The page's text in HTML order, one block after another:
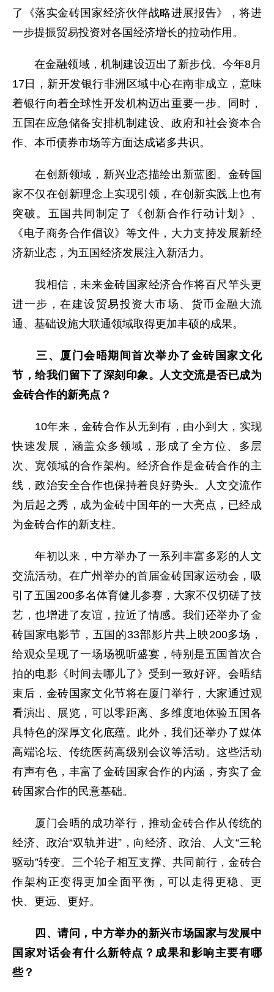
了《落实金砖国家经济伙伴战略进展报告》，将进
一步提振贸易投资对各国经济增长的拉动作用。
在金融领域，机制建设迈出了新步伐。今年8月
17日，新开发银行非洲区域中心在南非成立，意味
着银行向着全球性开发机构迈出重要一步。同时，
五国在应急储备安排机制建设、政府和社会资本合
作、本币债券市场等方面达成诸多共识。
在创新领域，新兴业态描绘出新蓝图。金砖国
家不仅在创新理念上实现引领，在创新实践上也有
突破。五国共同制定了《创新合作行动计划》、
《电子商务合作倡议》等文件，大力支持发展新经
济新业态，为五国经济发展注入新活力。
我相信，未来金砖国家经济合作将百尺竿头更
进一步，在建设贸易投资大市场、货币金融大流
通、基础设施大联通领域取得更加丰硕的成果。
三、厦门会晤期间首次举办了金砖国家文化
节，给我们留下了深刻印象。人文交流是否已成为
金砖合作的新亮点？
10年来，金砖合作从无到有，由小到大，实现
快速发展，涵盖众多领域，形成了全方位、多层
次、宽领域的合作架构。经济合作是金砖合作的主
线，政治安全合作也保持着良好势头。人文交流作
为后起之秀，成为金砖中国年的一大亮点，已经成
为金砖合作的新支柱。
年初以来，中方举办了一系列丰富多彩的人文
交流活动。在广州举办的首届金砖国家运动会，吸
引了五国200多名体育健儿参赛，大家不仅切磋了技
艺，也增进了友谊，拉近了情感。我们还举办了金
砖国家电影节，五国的33部影片共上映200多场，
给观众呈现了一场场视听盛宴，特别是五国首次合
拍的电影《时间去哪儿了》受到一致好评。会晤结
束后，金砖国家文化节将在厦门举行，大家通过观
看演出、展览，可以零距离、多维度地体验五国各
具特色的深厚文化底蕴。此外，我们还举办了媒体
高端论坛、传统医药高级别会议等活动。这些活动
有声有色，丰富了金砖国家合作的内涵，夯实了金
砖国家合作的民意基础。
厦门会晤的成功举行，推动金砖合作从传统的
经济、政治“双轨并进”，向经济、政治、人文“三轮
驱动”转变。三个轮子相互支撑、共同前行，金砖合
作架构正变得更加全面平衡，可以走得更稳、更
快、更远、更好。
四、请问，中方举办的新兴市场国家与发展中
国家对话会有什么新特点？成果和影响主要有哪
些？